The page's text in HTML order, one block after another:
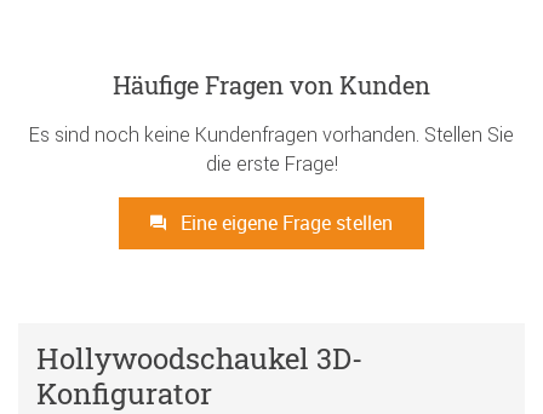
Häufige Fragen von Kunden
Es sind noch keine Kundenfragen vorhanden. Stellen Sie
die erste Frage!
Eine eigene Frage stellen
Hollywoodschaukel 3D-
Konfigurator